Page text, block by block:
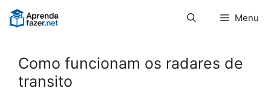
Pular
para
Menu
Como funcionam os radares de
transito